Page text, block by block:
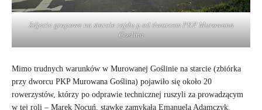
Zdjecie grupowe na starcie rajdu p od dworcem PKP Murowana
Goslina
Mimo trudnych warunków w Murowanej Goślinie na starcie (zbiórka
przy dworcu PKP Murowana Goślina) pojawiło się około 20
rowerzystów, którzy po odprawie technicznej ruszyli za prowadzącym
w tej roli – Marek Nocuń, stawkę zamykała Emanuela Adamczyk.